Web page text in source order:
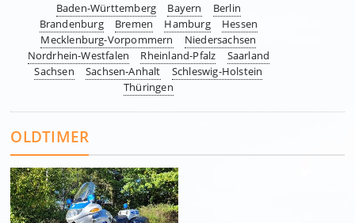
Baden-Württemberg Bayern
Berlin
Brandenburg
Bremen Hamburg
Hessen
Mecklenburg-Vorpommern
Niedersachsen
Nordrhein-Westfalen
Rheinland-Pfalz
Saarland
Sachsen
Sachsen-Anhalt
Schleswig-Holstein
Thüringen
OLDTIMER